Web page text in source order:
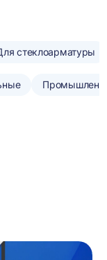
стеклоарматуры